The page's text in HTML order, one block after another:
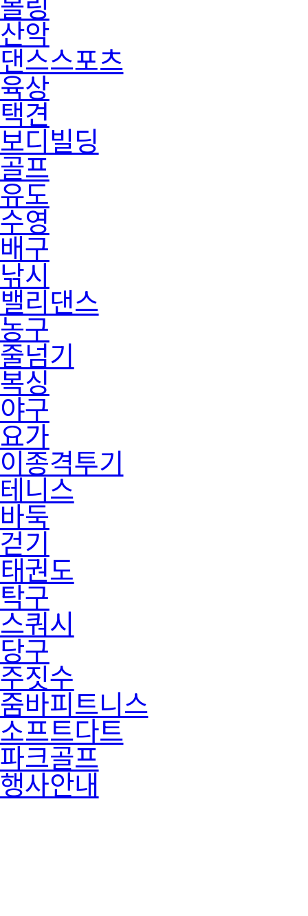
산악
댄스스포츠
육상
택견
보디빌딩
골프
유도
수영
배구
낚시
밸리댄스
농구
줄넘기
복싱
야구
요가
이종격투기
테니스
바둑
걷기
태권도
탁구
스쿼시
당구
주짓수
줌바피트니스
소프트다트
파크골프
행사안내